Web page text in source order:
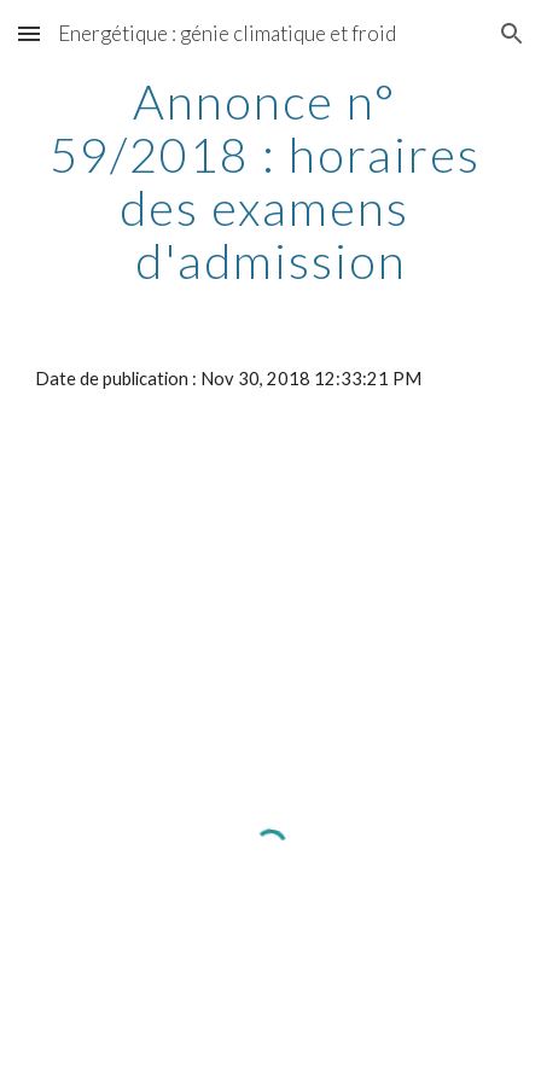
Skip to main content Skip to navigation
Energétique : génie climatique et froid
Annonce n°
59/2018 : horaires
des examens
d'admission
Date de publication : Nov 30, 2018 12:33:21 PM